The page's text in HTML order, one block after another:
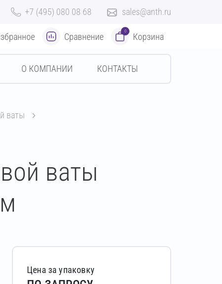
+7 (495) 080 08 68 sales@anth.ru
Сравнение
0
Корзина
О КОМПАНИИ КОНТАКТЫ
ваты
ваты
Цена за упаковку